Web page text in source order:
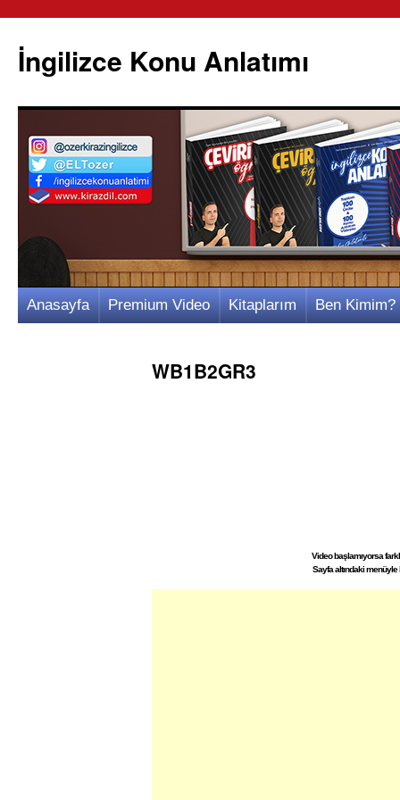
İngilizce Konu Anlatımı
İçeriğe
Anasayfa Premium Video Kitaplarım Ben Kimim?
WB1B2GR3
Video başlamıyorsa
Sayfa altındaki